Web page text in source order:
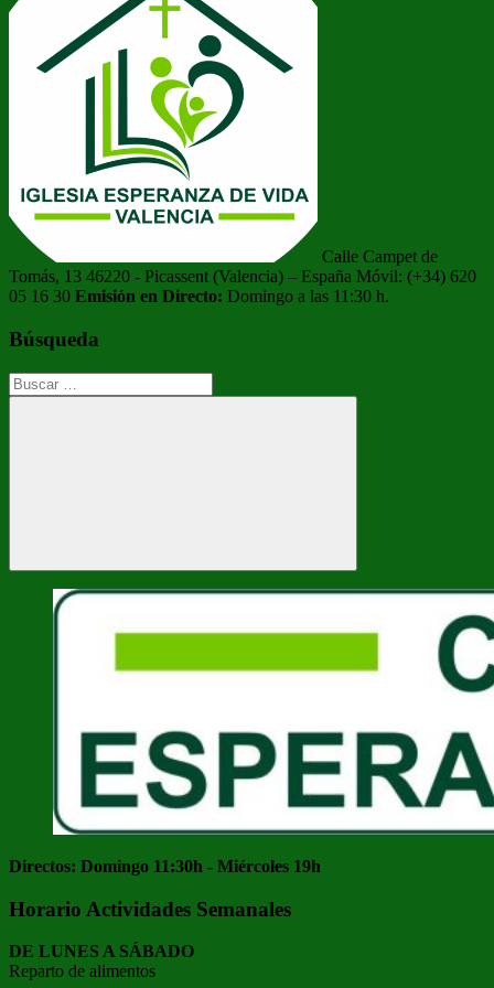
Calle Campet de
Tomás, 13 46220 - Picassent (Valencia) – España Móvil: (+34) 620
05 16 30 Emisión en Directo: Domingo a las 11:30 h.
Búsqueda
Buscar:
Buscar
Directos: Domingo 11:30h - Miércoles 19h
Horario Actividades Semanales
DE LUNES A SÁBADO
Reparto de alimentos